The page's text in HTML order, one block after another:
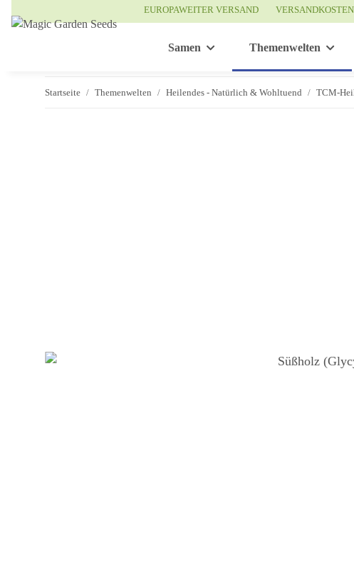
EUROPAWEITER VERSAND
Samen Themenwelten
Startseite Themenwelten Heilendes - Natürlich & Wohltuend TCM-